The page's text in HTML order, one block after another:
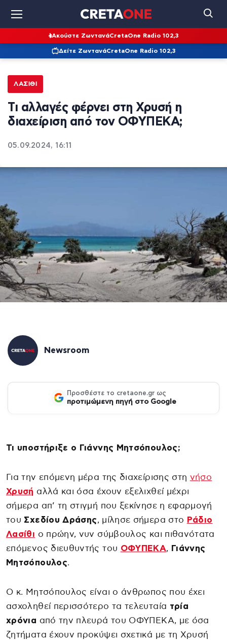
Ακούστε ΖωντανάCretaOne Radio 102,3
Δείτε ΖωντανάCretaOne Radio 102,3
ΛΑΣΊΘΙ
Τι αλλαγές φέρνει στη Χρυσή η
διαχείριση από τον ΟΦΥΠΕΚΑ;
05.09.2024, 16:11
Newsroom
Προσθέστε το cretaone.gr ως
προτιμώμενη πηγή στο Google
Τι υποστήριξε ο Γιάννης Μητσόπουλος;
Για την επόμενη μέρα της διαχείρισης στη νήσο
Χρυσή αλλά και όσα έχουν εξελιχθεί μέχρι
σήμερα απ’ τη στιγμή που ξεκίνησε η εφαρμογή
του Σχεδίου Δράσης, μίλησε σήμερα στο Ράδιο
Λασίθι ο πρώην, νυν σύμβουλος και πιθανότατα
επόμενος διευθυντής του ΟΦΥΠΕΚΑ, Γιάννης
Μητσόπουλος.
Ο κ. Μητσόπουλος είναι ο άνθρωπος που έχει
ασχοληθεί περισσότερο τα τελευταία τρία
χρόνια από την πλευρά του ΟΦΥΠΕΚΑ, με όσα
ζητήματα έχουν προκύψει σχετικά με τη Χρυσή